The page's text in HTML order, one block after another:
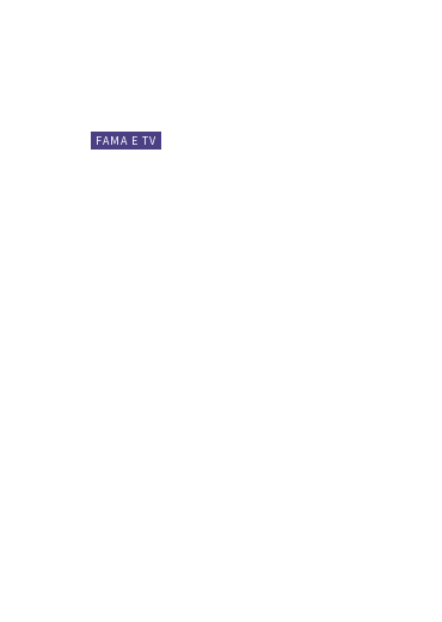
FAMA E TV